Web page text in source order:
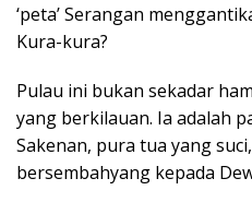
‘peta’ Serangan
Kura-kura?
Pulau ini bukan sekadar
yang berkilauan. Ia adalah
Sakenan, pura tua yang
bersembahyang kepada